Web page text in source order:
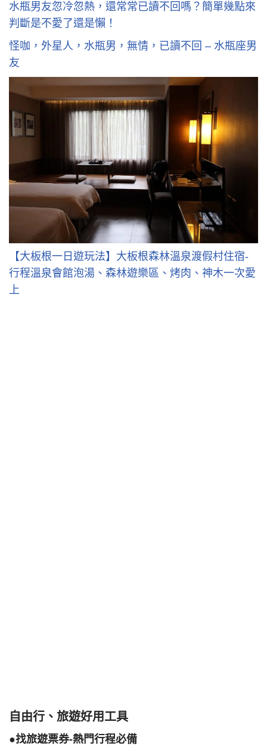
水瓶男友忽冷忽熱，還常常已讀不回嗎？簡單幾點來
判斷是不愛了還是懶！
怪咖，外星人，水瓶男，無情，已讀不回 – 水瓶座男
友
【大板根一日遊玩法】大板根森林溫泉渡假村住宿-
行程溫泉會館泡湯、森林遊樂區、烤肉、神木一次愛
上
自由行、旅遊好用工具
●找旅遊票券-熱門行程必備